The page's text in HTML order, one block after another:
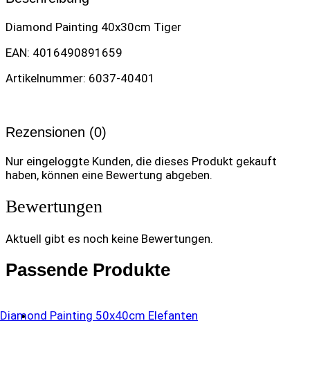
Diamond Painting 40x30cm Tiger
EAN: 4016490891659
Artikelnummer: 6037-40401
Rezensionen (0)
Nur eingeloggte Kunden, die dieses Produkt gekauft
haben, können eine Bewertung abgeben.
Bewertungen
Aktuell gibt es noch keine Bewertungen.
Passende Produkte